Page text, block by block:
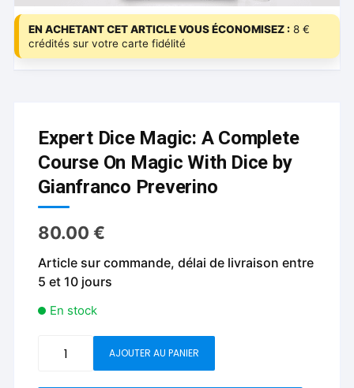
EN ACHETANT CET ARTICLE VOUS ÉCONOMISEZ : 8 €
crédités sur votre carte fidélité
Expert Dice Magic: A Complete
Course On Magic With Dice by
Gianfranco Preverino
80.00€
Article sur commande, délai de livraison entre
5 et 10 jours
En stock
AJOUTER AU PANIER